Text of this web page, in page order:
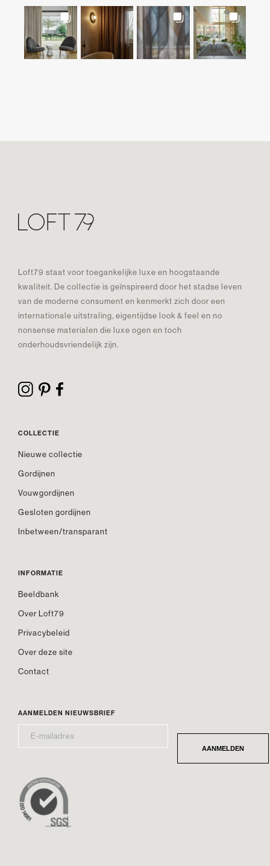
Loft79 staat voor toegankelijke luxe en hoogstaande
kwaliteit. De collectie is geïnspireerd door het stadse leven
van de moderne consument en kenmerkt zich door een
internationale uitstraling, eigentijdse look & feel en no
nonsense materialen die luxe ogen en toch
onderhoudsvriendelijk zijn.
COLLECTIE
Nieuwe collectie
Gordijnen
Vouwgordijnen
Gesloten gordijnen
Inbetween/transparant
INFORMATIE
Beeldbank
Over Loft79
Privacybeleid
Over deze site
Contact
AANMELDEN NIEUWSBRIEF
MAILADRES* AANMELDEN